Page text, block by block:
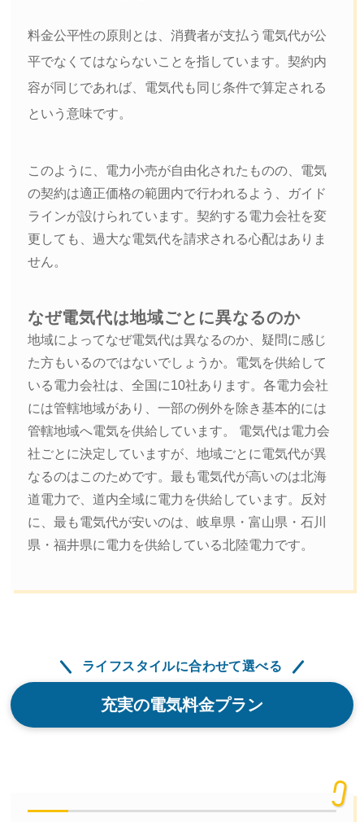
料金公平性の原則とは、消費者が支払う電気代が公
平でなくてはならないことを指しています。契約内
容が同じであれば、電気代も同じ条件で算定される
という意味です。
このように、電力小売が自由化されたものの、電気
の契約は適正価格の範囲内で行われるよう、ガイド
ラインが設けられています。契約する電力会社を変
更しても、過大な電気代を請求される心配はありま
せん。
なぜ電気代は地域ごとに異なるのか
地域によってなぜ電気代は異なるのか、疑問に感じ
た方もいるのではないでしょうか。電気を供給して
いる電力会社は、全国に10社あります。各電力会社
には管轄地域があり、一部の例外を除き基本的には
管轄地域へ電気を供給しています。 電気代は電力会
社ごとに決定していますが、地域ごとに電気代が異
なるのはこのためです。最も電気代が高いのは北海
道電力で、道内全域に電力を供給しています。反対
に、最も電気代が安いのは、岐阜県・富山県・石川
県・福井県に電力を供給している北陸電力です。
ライフスタイルに合わせて選べる
充実の電気料金プラン